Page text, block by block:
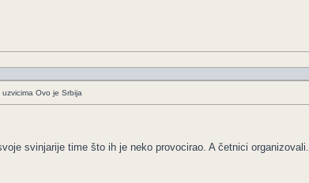
Ovo je Srbija
svinjarije time što ih je neko provocirao. A četnici organizovali.